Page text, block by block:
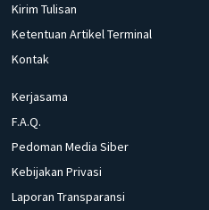
Kirim Tulisan
Ketentuan Artikel Terminal
Kontak
Kerjasama
F.A.Q.
Pedoman Media Siber
Kebijakan Privasi
Laporan Transparansi